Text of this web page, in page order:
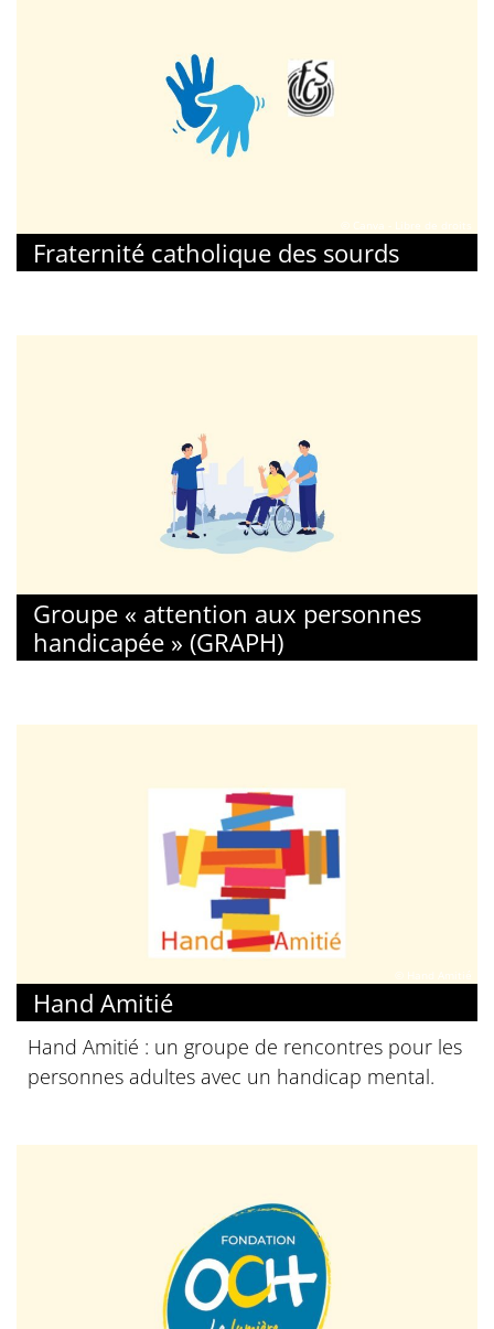
© Canva - Libre de droits
Fraternité catholique des sourds
Groupe « attention aux personnes
handicapée » (GRAPH)
© Hand Amitié
Hand Amitié
Hand Amitié : un groupe de rencontres pour les
personnes adultes avec un handicap mental.